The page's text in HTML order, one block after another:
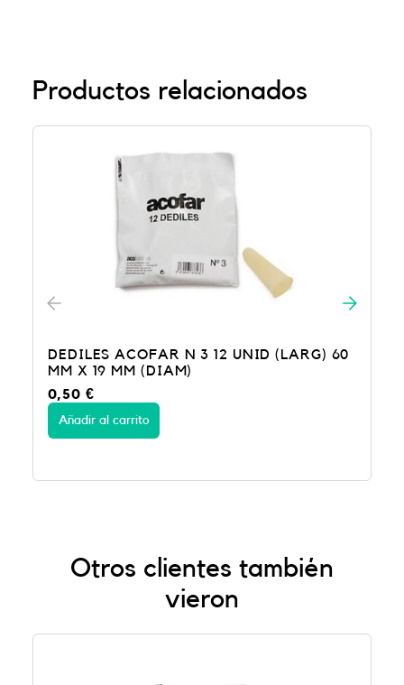
Productos relacionados
DEDILES ACOFAR N 3 12 UNID (LARG) 60
MM X 19 MM (DIAM)
0,50 €
Añadir al carrito
Otros clientes también
vieron